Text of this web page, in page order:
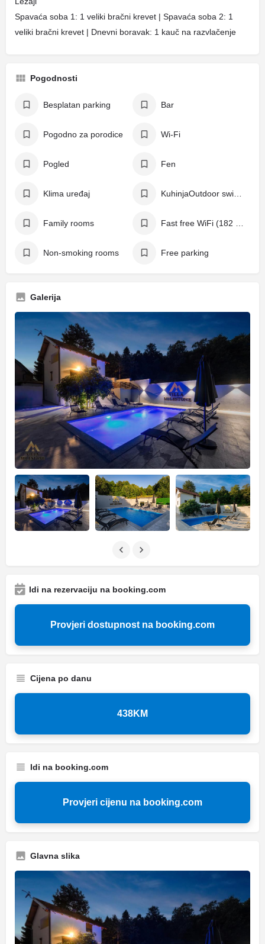
Spavaća soba 1: 1 veliki bračni krevet | Spavaća soba 2: 1
veliki bračni krevet | Dnevni boravak: 1 kauč na razvlačenje
Pogodnosti
Besplatan parking Bar
Pogodno za porodice Wi-Fi
Pogled Fen
Klima uređaj
Family rooms
Non-smoking rooms Free parking
Galerija
Idi na rezervaciju na booking.com
Provjeri dostupnost na booking.com
Cijena po danu
438KM
Idi na booking.com
Provjeri cijenu na booking.com
Glavna slika